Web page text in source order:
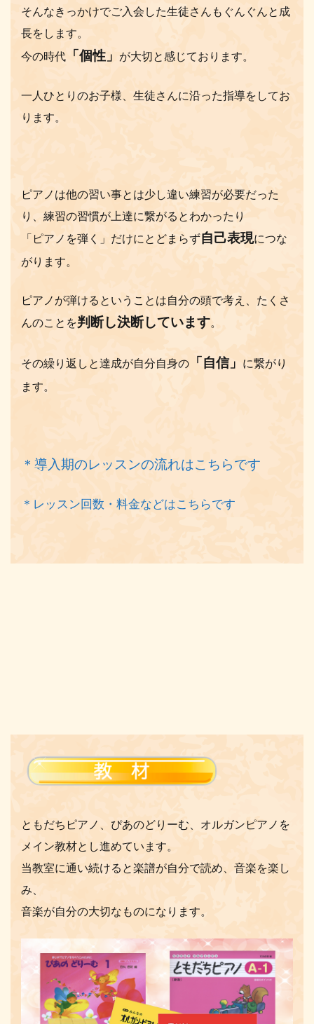
そんなきっかけでご入会した生徒さんもぐんぐんと成
長をします。
今の時代
「個性」 が大切と感じております。
一人ひとりのお子様、生徒さんに沿った指導をしてお
ります。
ピアノは他の習い事とは少し違い練習が必要だった
り、練習の習慣が上達に繋がるとわかったり
「ピアノを弾く」だけにとどまらず自己表現につな
がります。
ピアノが弾けるということは自分の頭で考え、たくさ
んのことを判断し決断しています。
その繰り返しと達成が自分自身の 「自信」
に繋がり
ます。
＊導入期のレッスンの流れはこちらです
＊レッスン回数・料金などはこちらです
ともだちピアノ、ぴあのどりーむ、オルガンピアノを
メイン教材とし進めています。
当教室に通い続けると楽譜が自分で読め、音楽を楽し
み、
音楽が自分の大切なものになります。